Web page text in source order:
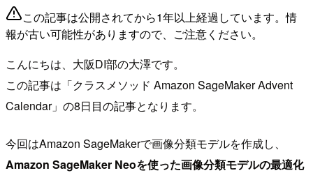
この記事は公開されてから1年以上経過しています。情
報が古い可能性がありますので、ご注意ください。
こんにちは、大阪DI部の大澤です。
この記事は「クラスメソッド Amazon SageMaker Advent
Calendar」の8日目の記事となります。
今回はAmazon SageMakerで画像分類モデルを作成し、
Amazon SageMaker Neoを使った画像分類モデルの最適化